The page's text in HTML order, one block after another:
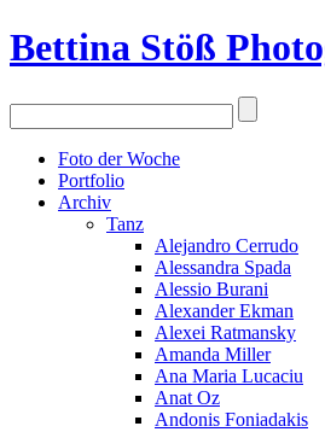
Bettina Stöß
Foto der Woche
Portfolio
Archiv
Tanz
Alejandro Cerrudo
Alessandra Spada
Alessio Burani
Alexander Ekman
Alexei Ratmansky
Amanda Miller
Ana Maria Lucaciu
Anat Oz
Andonis Foniadakis